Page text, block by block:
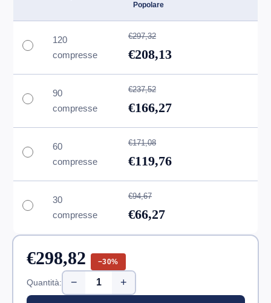
Popolare
120
compresse
€297,32
€208,13
90
compresse
€237,52
€166,27
60
compresse
€171,08
€119,76
30
compresse
€94,67
€66,27
€298,82 −30%
Quantità: − +